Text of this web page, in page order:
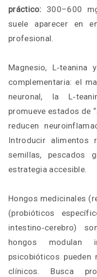
práctico: 300–600
suele aparecer en
profesional.
Magnesio,
complementaria: el
neuronal, la
promueve estados de
reducen
Introducir
semillas, pescados
estrategia accesible.
Hongos medicinales
(probióticos
intestino‑cerebro)
hongos modulan
psicobióticos pueden
clínicos. Busca